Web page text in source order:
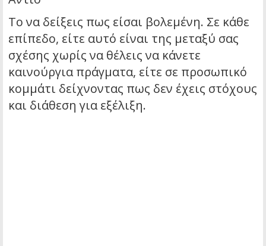
Το να δείξεις πως είσαι βολεμένη. Σε κάθε
επίπεδο, είτε αυτό είναι της μεταξύ σας
σχέσης χωρίς να θέλεις να κάνετε
καινούργια πράγματα, είτε σε προσωπικό
κομμάτι δείχνοντας πως δεν έχεις στόχους
και διάθεση για εξέλιξη.